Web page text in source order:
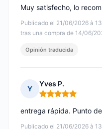
Publicado el 21/06/2026 à
tras una compra de 14/06/
Muy satisfecho, lo
Opinión traducida
Y
Yves P.
Nota: 5 de 5
Publicado el 21/06/2026 à
entrega rápida. Punto